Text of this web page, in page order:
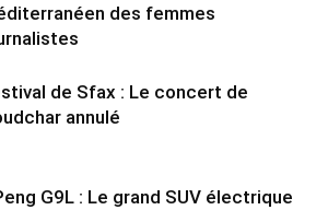
des femmes
de Sfax : Le concert de
annulé
G9L : Le grand SUV électrique